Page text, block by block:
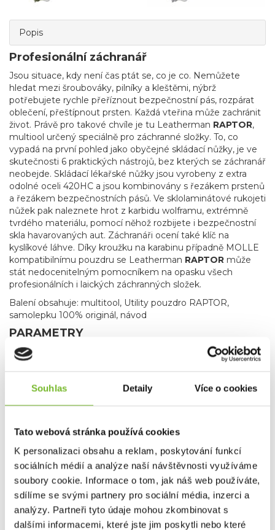
Souhlas Detaily Více o cookies
Tato webová stránka používá cookies
K personalizaci obsahu a reklam, poskytování funkcí
sociálních médií a analýze naší návštěvnosti využíváme
soubory cookie. Informace o tom, jak náš web používáte,
sdílíme se svými partnery pro sociální média, inzerci a
analýzy. Partneři tyto údaje mohou zkombinovat s
dalšími informacemi, které jste jim poskytli nebo které
Popis
Profesionální záchranář
Jsou situace, kdy není čas ptát se, co je co. Nemůžete
hledat mezi šroubováky, pilníky a kleštěmi, nýbrž
potřebujete rychle přeříznout bezpečnostní pás, rozpárat
oblečení, přeštípnout prsten. Každá vteřina může zachránit
život. Právě pro takové chvíle je tu Leatherman RAPTOR,
multiool určený speciálně pro záchranné složky. To, co
vypadá na první pohled jako obyčejné skládací nůžky, je ve
skutečnosti 6 praktických nástrojů, bez kterých se záchranář
neobejde. Skládací lékařské nůžky jsou vyrobeny z extra
odolné oceli 420HC a jsou kombinovány s řezákem prstenů
a řezákem bezpečnostních pásů. Ve sklolaminátové rukojeti
nůžek pak naleznete hrot z karbidu wolframu, extrémně
tvrdého materiálu, pomocí něhož rozbijete i bezpečnostní
skla havarovaných aut. Záchranáři ocení také klíč na
kyslíkové láhve. Díky kroužku na karabinu případně MOLLE
kompatibilnímu pouzdru se Leatherman RAPTOR může
stát nedocenitelným pomocníkem na opasku všech
profesionálních i laických záchranných složek.
Balení obsahuje: multitool, Utility pouzdro RAPTOR,
samolepku 100% originál, návod
PARAMETRY
Délka nůžek: 4.8 cm